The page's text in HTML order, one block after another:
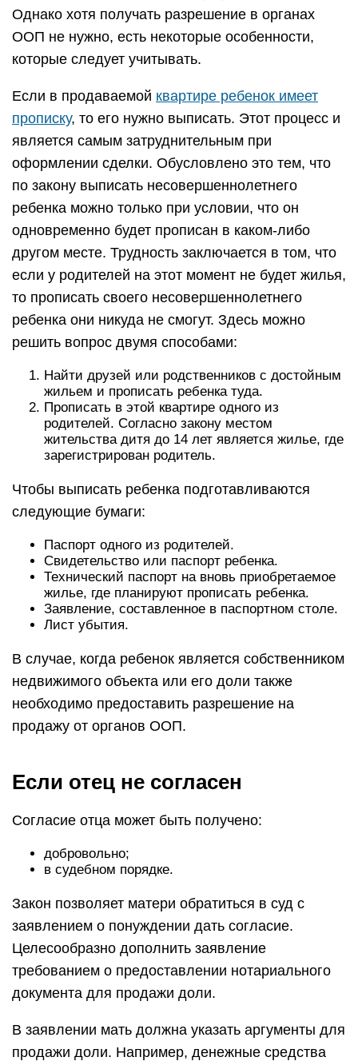
Однако хотя получать разрешение в органах
ООП не нужно, есть некоторые особенности,
которые следует учитывать.
Если в продаваемой квартире ребенок имеет
прописку, то его нужно выписать. Этот процесс и
является самым затруднительным при
оформлении сделки. Обусловлено это тем, что
по закону выписать несовершеннолетнего
ребенка можно только при условии, что он
одновременно будет прописан в каком-либо
другом месте. Трудность заключается в том, что
если у родителей на этот момент не будет жилья,
то прописать своего несовершеннолетнего
ребенка они никуда не смогут. Здесь можно
решить вопрос двумя способами:
Найти друзей или родственников с достойным
жильем и прописать ребенка туда.
Прописать в этой квартире одного из
родителей. Согласно закону местом
жительства дитя до 14 лет является жилье, где
зарегистрирован родитель.
Чтобы выписать ребенка подготавливаются
следующие бумаги:
Паспорт одного из родителей.
Свидетельство или паспорт ребенка.
Технический паспорт на вновь приобретаемое
жилье, где планируют прописать ребенка.
Заявление, составленное в паспортном столе.
Лист убытия.
В случае, когда ребенок является собственником
недвижимого объекта или его доли также
необходимо предоставить разрешение на
продажу от органов ООП.
Если отец не согласен
Согласие отца может быть получено:
добровольно;
в судебном порядке.
Закон позволяет матери обратиться в суд с
заявлением о понуждении дать согласие.
Целесообразно дополнить заявление
требованием о предоставлении нотариального
документа для продажи доли.
В заявлении мать должна указать аргументы для
продажи доли. Например, денежные средства